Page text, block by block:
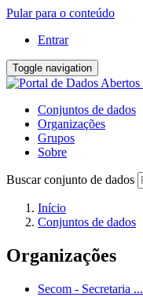
Pular para o conteúdo
Entrar
Toggle navigation
Conjuntos de dados
Organizações
Grupos
Sobre
Buscar conjunto de dados
Início
Conjuntos de dados
Organizações
Secom - Secretaria ...